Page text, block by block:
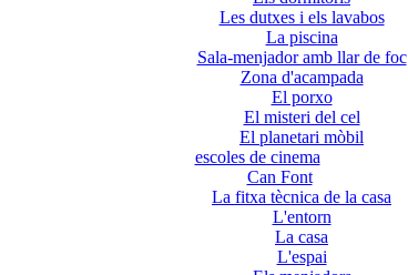
Les dutxes i els lavabos
La piscina
Sala-menjador amb llar de foc
Zona d'acampada
El porxo
El misteri del cel
El planetari mòbil
escoles de cinema
Can Font
La fitxa tècnica de la casa
L'entorn
La casa
L'espai